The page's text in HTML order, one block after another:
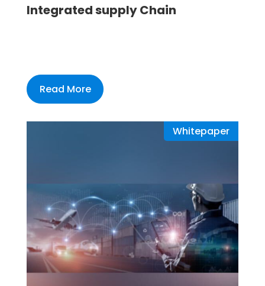
Integrated supply Chain
Read More
Whitepaper